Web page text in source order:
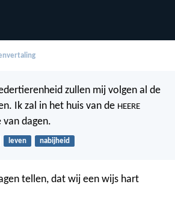
zullen mij volgen al de
Ik zal in het huis van de HEERE
dagen.
leven nabijheid
tellen, dat wij een wijs hart